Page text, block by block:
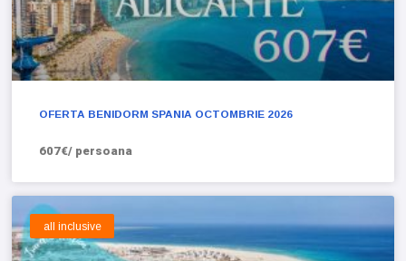
OFERTA BENIDORM SPANIA OCTOMBRIE 2026
607€/ persoana
all inclusive